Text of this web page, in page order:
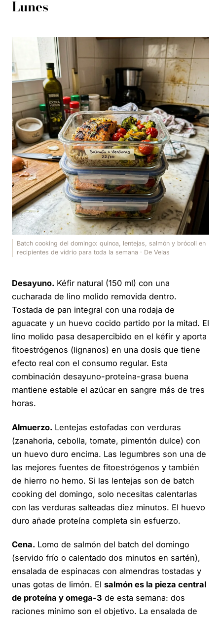
Lunes
Batch cooking del domingo: quinoa, lentejas, salmón y brócoli en
recipientes de vidrio para toda la semana · De Velas
Desayuno. Kéfir natural (150 ml) con una
cucharada de lino molido removida dentro.
Tostada de pan integral con una rodaja de
aguacate y un huevo cocido partido por la mitad. El
lino molido pasa desapercibido en el kéfir y aporta
fitoestrógenos (lignanos) en una dosis que tiene
efecto real con el consumo regular. Esta
combinación desayuno-proteína-grasa buena
mantiene estable el azúcar en sangre más de tres
horas.
Almuerzo. Lentejas estofadas con verduras
(zanahoria, cebolla, tomate, pimentón dulce) con
un huevo duro encima. Las legumbres son una de
las mejores fuentes de fitoestrógenos y también
de hierro no hemo. Si las lentejas son de batch
cooking del domingo, solo necesitas calentarlas
con las verduras salteadas diez minutos. El huevo
duro añade proteína completa sin esfuerzo.
Cena. Lomo de salmón del batch del domingo
(servido frío o calentado dos minutos en sartén),
ensalada de espinacas con almendras tostadas y
unas gotas de limón. El salmón es la pieza central
de proteína y omega-3 de esta semana: dos
raciones mínimo son el objetivo. La ensalada de